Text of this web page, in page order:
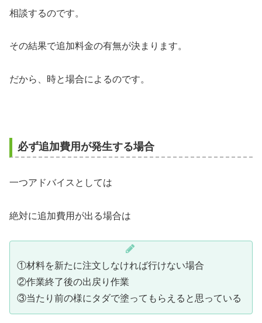
相談するのです。
その結果で追加料金の有無が決まります。
だから、時と場合によるのです。
必ず追加費用が発生する場合
一つアドバイスとしては
絶対に追加費用が出る場合は
①材料を新たに注文しなければ行けない場合
②作業終了後の出戻り作業
③当たり前の様にタダで塗ってもらえると思っている